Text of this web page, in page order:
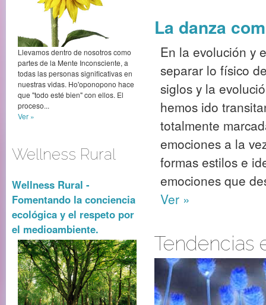
Llevamos dentro de nosotros como
partes de la Mente Inconsciente, a
todas las personas significativas en
nuestras vidas. Ho'oponopono hace
que "todo esté bien" con ellos. El
proceso...
Ver »
Wellness Rural
Wellness Rural -
Fomentando la conciencia
ecológica y el respeto por
el medioambiente.
La danza
En la evolución y
separar lo físico
siglos y la
hemos ido
totalmente
emociones a la
formas estilos e
emociones que
Ver »
Tendencias